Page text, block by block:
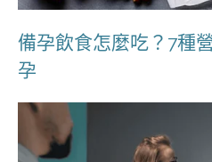
備孕飲食怎麼吃？7種
孕